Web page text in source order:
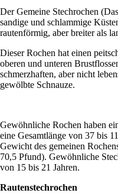
Der Gemeine Stechrochen
sandige und schlammige
rautenförmig, aber breiter als
Dieser Rochen hat einen
oberen und unteren
schmerzhaften, aber nicht
gewölbte Schnauze.
Gewöhnliche Rochen haben
eine Gesamtlänge von 37 bis
Gewicht des gemeinen
70,5 Pfund). Gewöhnliche
von 15 bis 21 Jahren.
Rautenstechrochen